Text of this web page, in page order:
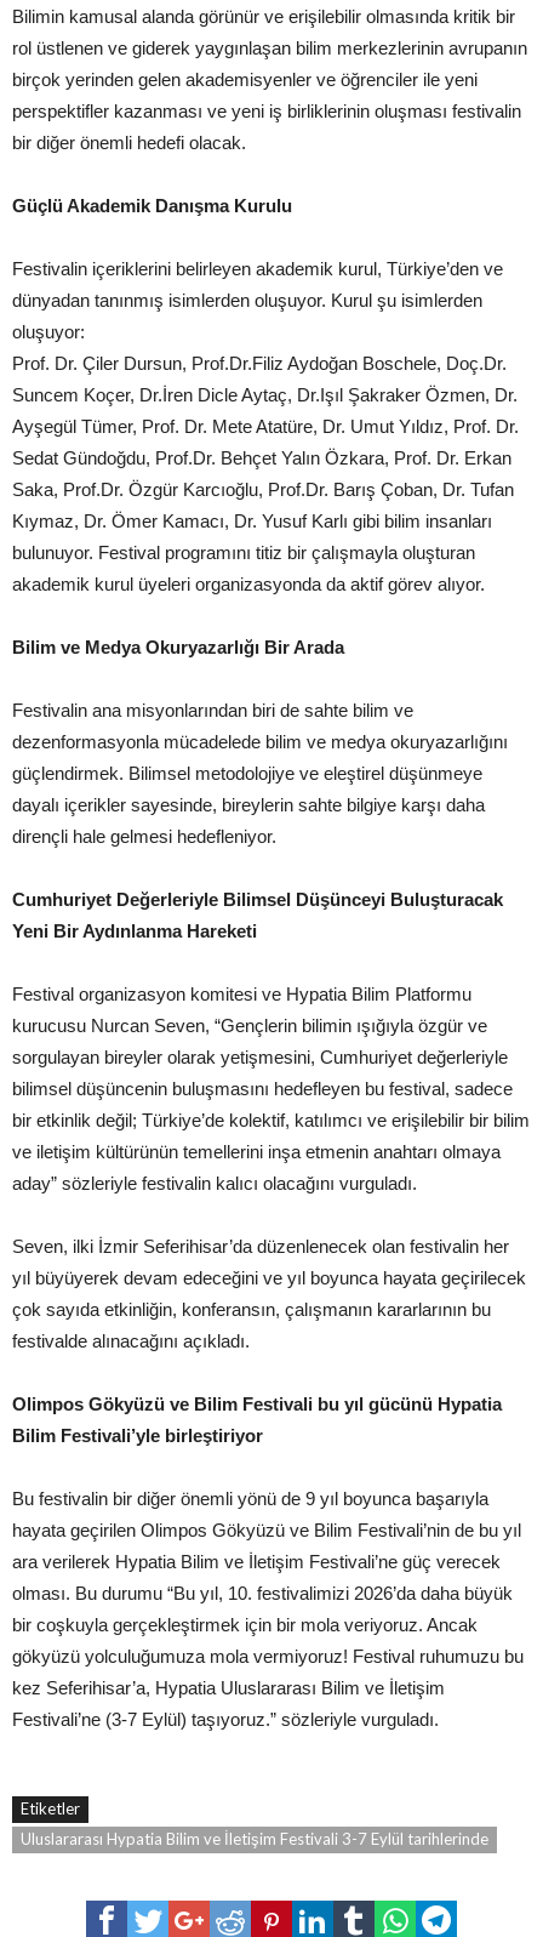
Bilimin kamusal alanda görünür ve erişilebilir olmasında kritik bir
rol üstlenen ve giderek yaygınlaşan bilim merkezlerinin avrupanın
birçok yerinden gelen akademisyenler ve öğrenciler ile yeni
perspektifler kazanması ve yeni iş birliklerinin oluşması festivalin
bir diğer önemli hedefi olacak.
Güçlü Akademik Danışma Kurulu
Festivalin içeriklerini belirleyen akademik kurul, Türkiye’den ve
dünyadan tanınmış isimlerden oluşuyor. Kurul şu isimlerden
oluşuyor:
Prof. Dr. Çiler Dursun, Prof.Dr.Filiz Aydoğan Boschele, Doç.Dr.
Suncem Koçer, Dr.İren Dicle Aytaç, Dr.Işıl Şakraker Özmen, Dr.
Ayşegül Tümer, Prof. Dr. Mete Atatüre, Dr. Umut Yıldız, Prof. Dr.
Sedat Gündoğdu, Prof.Dr. Behçet Yalın Özkara, Prof. Dr. Erkan
Saka, Prof.Dr. Özgür Karcıoğlu, Prof.Dr. Barış Çoban, Dr. Tufan
Kıymaz, Dr. Ömer Kamacı, Dr. Yusuf Karlı gibi bilim insanları
bulunuyor. Festival programını titiz bir çalışmayla oluşturan
akademik kurul üyeleri organizasyonda da aktif görev alıyor.
Bilim ve Medya Okuryazarlığı Bir Arada
Festivalin ana misyonlarından biri de sahte bilim ve
dezenformasyonla mücadelede bilim ve medya okuryazarlığını
güçlendirmek. Bilimsel metodolojiye ve eleştirel düşünmeye
dayalı içerikler sayesinde, bireylerin sahte bilgiye karşı daha
dirençli hale gelmesi hedefleniyor.
Cumhuriyet Değerleriyle Bilimsel Düşünceyi Buluşturacak
Yeni Bir Aydınlanma Hareketi
Festival organizasyon komitesi ve Hypatia Bilim Platformu
kurucusu Nurcan Seven, “Gençlerin bilimin ışığıyla özgür ve
sorgulayan bireyler olarak yetişmesini, Cumhuriyet değerleriyle
bilimsel düşüncenin buluşmasını hedefleyen bu festival, sadece
bir etkinlik değil; Türkiye’de kolektif, katılımcı ve erişilebilir bir bilim
ve iletişim kültürünün temellerini inşa etmenin anahtarı olmaya
aday” sözleriyle festivalin kalıcı olacağını vurguladı.
Seven, ilki İzmir Seferihisar’da düzenlenecek olan festivalin her
yıl büyüyerek devam edeceğini ve yıl boyunca hayata geçirilecek
çok sayıda etkinliğin, konferansın, çalışmanın kararlarının bu
festivalde alınacağını açıkladı.
Olimpos Gökyüzü ve Bilim Festivali bu yıl gücünü Hypatia
Bilim Festivali’yle birleştiriyor
Bu festivalin bir diğer önemli yönü de 9 yıl boyunca başarıyla
hayata geçirilen Olimpos Gökyüzü ve Bilim Festivali’nin de bu yıl
ara verilerek Hypatia Bilim ve İletişim Festivali’ne güç verecek
olması. Bu durumu “Bu yıl, 10. festivalimizi 2026’da daha büyük
bir coşkuyla gerçekleştirmek için bir mola veriyoruz. Ancak
gökyüzü yolculuğumuza mola vermiyoruz! Festival ruhumuzu bu
kez Seferihisar’a, Hypatia Uluslararası Bilim ve İletişim
Festivali’ne (3-7 Eylül) taşıyoruz.” sözleriyle vurguladı.
Etiketler
Uluslararası Hypatia Bilim ve İletişim Festivali 3-7 Eylül tarihlerinde